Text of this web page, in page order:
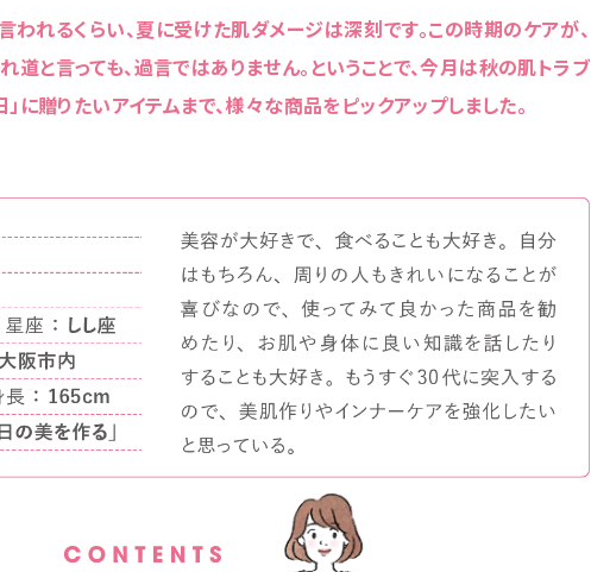
われるくらい、夏に受けた肌ダメージは深刻です。この時期のケアが、
と言っても、過言ではありません。ということで、今月は秋の肌トラブ
に贈りたいアイテムまで、様々な商品をピックアップしました。